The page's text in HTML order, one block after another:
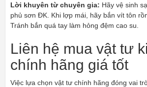
Lời khuyên từ chuyên gia: Hãy vệ sinh
phủ sơn ĐK. Khi lợp mái, hãy bắn vít tôn
Tránh bắn quá tay làm hỏng đệm cao su.
Liên hệ mua vật tư
chính hãng giá tốt
Việc lựa chọn vật tư chính hãng đóng vai